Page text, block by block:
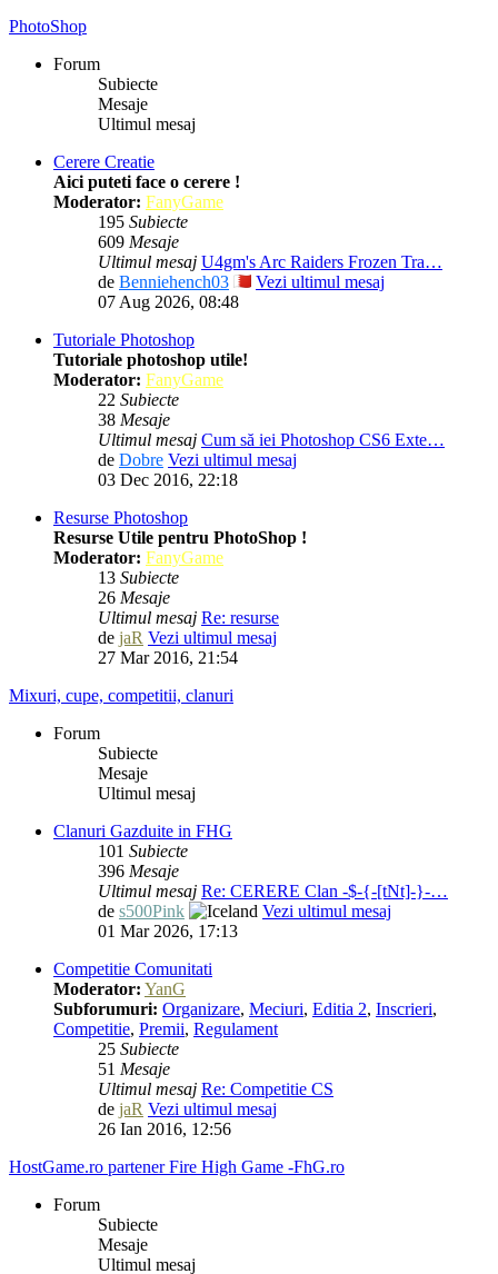
PhotoShop
Forum
Subiecte
Mesaje
Ultimul mesaj
Cerere Creatie
Aici puteti face o cerere !
Moderator: FanyGame
195 Subiecte
609 Mesaje
Ultimul mesaj U4gm's Arc Raiders Frozen Tra…
de Benniehench03
Vezi ultimul mesaj
07 Aug 2026, 08:48
Tutoriale Photoshop
Tutoriale photoshop utile!
Moderator: FanyGame
22 Subiecte
38 Mesaje
Ultimul mesaj Cum să iei Photoshop CS6 Exte…
de Dobre Vezi ultimul mesaj
03 Dec 2016, 22:18
Resurse Photoshop
Resurse Utile pentru PhotoShop !
Moderator: FanyGame
13 Subiecte
26 Mesaje
Ultimul mesaj Re: resurse
de jaR Vezi ultimul mesaj
27 Mar 2016, 21:54
Mixuri, cupe, competitii, clanuri
Forum
Subiecte
Mesaje
Ultimul mesaj
Clanuri Gazduite in FHG
101 Subiecte
396 Mesaje
Ultimul mesaj Re: CERERE Clan -$-{-[tNt]-}-…
de s500Pink
Vezi ultimul mesaj
01 Mar 2026, 17:13
Competitie Comunitati
Moderator: YanG
Subforumuri: Organizare, Meciuri, Editia 2, Inscrieri,
Competitie, Premii, Regulament
25 Subiecte
51 Mesaje
Ultimul mesaj Re: Competitie CS
de jaR Vezi ultimul mesaj
26 Ian 2016, 12:56
HostGame.ro partener Fire High Game -FhG.ro
Forum
Subiecte
Mesaje
Ultimul mesaj